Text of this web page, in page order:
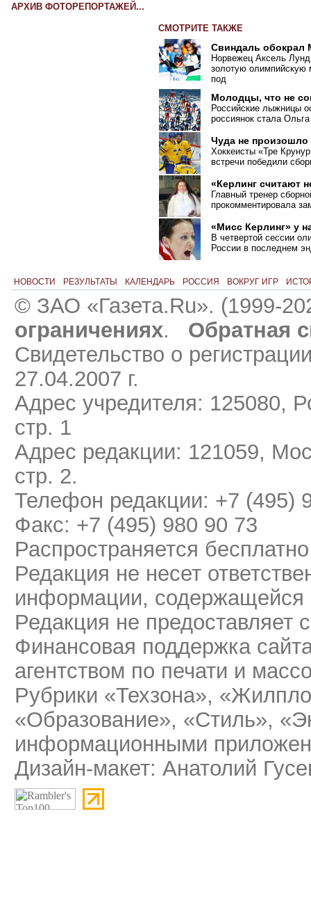
АРХИВ ФОТОРЕПОРТАЖЕЙ...
СМОТРИТЕ ТАКЖЕ
Свиндаль обокрал
Норвежец Аксель
золотую олимпийскую
под
Молодцы, что не
Российские лыжницы
россиянок стала
Чуда не произошло
Хоккеисты «Тре
встречи победили
«Керлинг считают
Главный тренер
прокомментировала
«Мисс Керлинг» у
В четвертой сессии
России в последнем
НОВОСТИ РЕЗУЛЬТАТЫ КАЛЕНДАРЬ РОССИЯ ВОКРУГ ИГР
© ЗАО «Газета.Ru». (1999-
ограничениях.
Обратная
Свидетельство о
27.04.2007 г.
Адрес учредителя: 125080,
стр. 1
Адрес редакции: 121059,
стр. 2.
Телефон редакции: +7 (495)
Факс: +7 (495) 980 90 73
Распространяется бесплатно
Редакция не несет
информации, содержащейся
Редакция не предоставляет
Финансовая поддержка
агентством по печати и
Рубрики «Техзона»,
«Образование», «Стиль»,
информационными
Дизайн-макет: Анатолий